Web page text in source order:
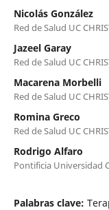
Nicolás González
Red de Salud UC
Jazeel Garay
Red de Salud UC
Macarena Morbelli
Red de Salud UC
Romina Greco
Red de Salud UC
Rodrigo Alfaro
Pontificia Universidad
Palabras clave: